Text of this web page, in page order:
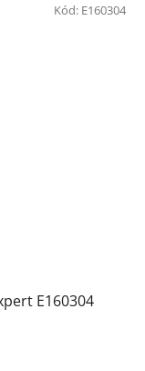
E160304
Kód: E160304